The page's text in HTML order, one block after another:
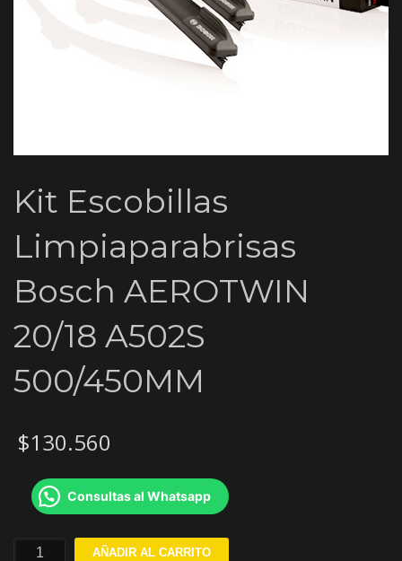
Kit Escobillas
Limpiaparabrisas
Bosch AEROTWIN
20/18 A502S
500/450MM
$130.560
Consultas al Whatsapp
AÑADIR AL CARRITO